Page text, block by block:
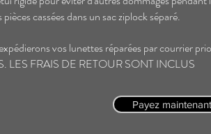
pièces cassées dans un sac ziplock séparé.
vos lunettes réparées par courrier
LES FRAIS DE RETOUR SONT INCLUS
Payez maintenant